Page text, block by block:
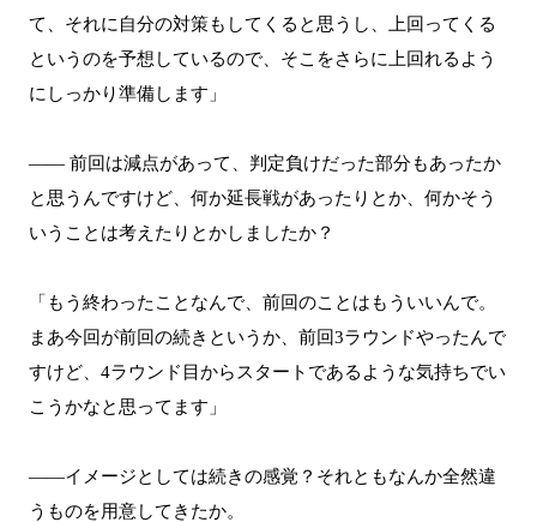
て、それに自分の対策もしてくると思うし、上回ってくる
というのを予想しているので、そこをさらに上回れるよう
にしっかり準備します」
―― 前回は減点があって、判定負けだった部分もあったか
と思うんですけど、何か延長戦があったりとか、何かそう
いうことは考えたりとかしましたか？
「もう終わったことなんで、前回のことはもういいんで。
まあ今回が前回の続きというか、前回3ラウンドやったんで
すけど、4ラウンド目からスタートであるような気持ちでい
こうかなと思ってます」
――イメージとしては続きの感覚？それともなんか全然違
うものを用意してきたか。